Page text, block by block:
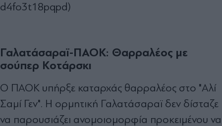
d4fo3t18pqpd)
Γαλατάσαραϊ-ΠΑΟΚ: Θαρραλέος με
σούπερ Κοτάρσκι
Ο ΠΑΟΚ υπήρξε καταρχάς θαρραλέος στο "Αλί
Σαμί Γεν". Η ορμητική Γαλατάσαραϊ δεν δίσταζε
να παρουσιάζει ανομοιομορφία προκειμένου να